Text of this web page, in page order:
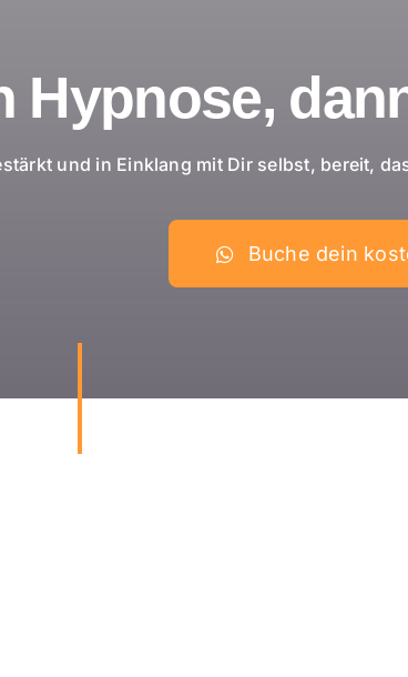
Hypnose,
und in Einklang mit Dir selbst, bereit,
Buche dein